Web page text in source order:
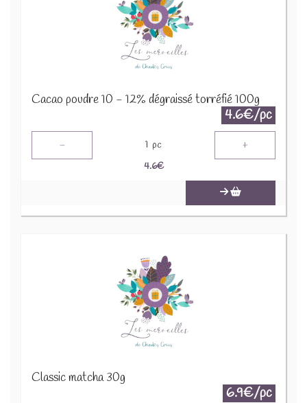
Cacao poudre 10 - 12% dégraissé torréfié 100g
4.6€/pc
- 1 pc +
4.6€
Classic matcha 30g
6.9€/pc